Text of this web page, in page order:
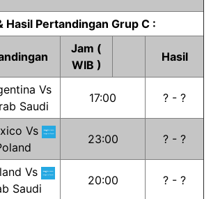
Hasil Pertandingan Grup C :
Jam (
WIB )
Hasil
Vs
Saudi
17:00 ? - ?
Vs
23:00 ? - ?
Vs
Saudi
20:00 ? - ?